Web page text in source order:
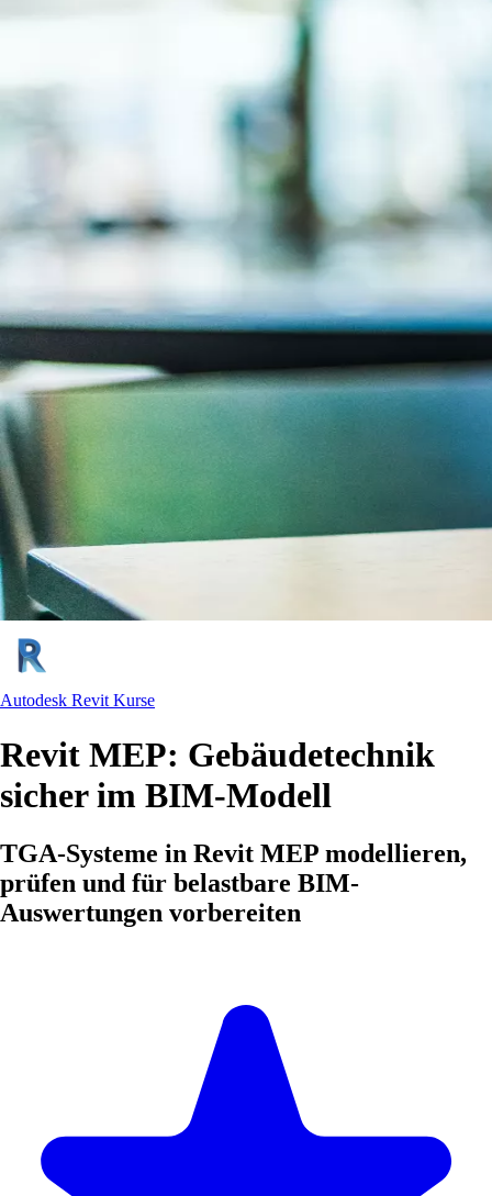
Autodesk Revit Kurse
Revit MEP: Gebäudetechnik
sicher im BIM-Modell
TGA-Systeme in Revit MEP modellieren,
prüfen und für belastbare BIM-
Auswertungen vorbereiten